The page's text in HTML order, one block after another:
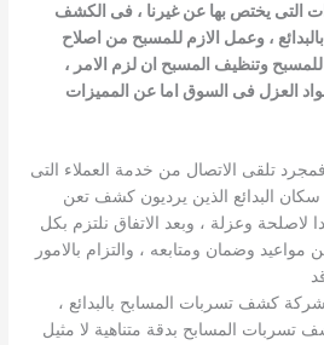
التى يختص بها عن غيرنا ، فى الكشف
، وعمل الازم للمسبح من اصلاح
وتنظيف المسبح ان لزم الامر ،
العزل فى السوق اما عن المميزات
فمجرد تلقى الاتصال من خدمة العملاء التى
البدائع الذين يرديون كشف تعن
لاصلحة وعزلة ، وبعد الاتفاق نلتزم بكل
مواعيد وضمان ومتابعه ، والتزام بالامور
شركة كشف تسربات المسابح بالبدائع ،
تسربات المسابح بدقة متناهية لا مثيل